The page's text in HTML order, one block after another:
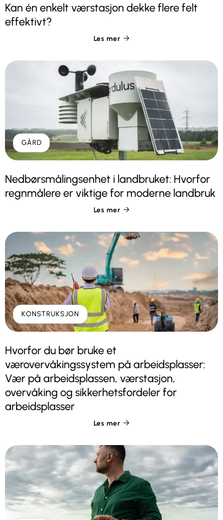
Kan én enkelt værstasjon dekke flere felt
effektivt?
Les mer 
GÅRD
Nedbørsmålingsenhet i landbruket: Hvorfor
regnmålere er viktige for moderne landbruk
Les mer 
KONSTRUKSJON
Hvorfor du bør bruke et
værovervåkingssystem på arbeidsplasser:
Vær på arbeidsplassen, værstasjon,
overvåking og sikkerhetsfordeler for
arbeidsplasser
Les mer 